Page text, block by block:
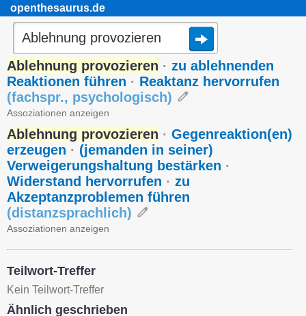
openthesaurus.de
Ablehnung provozieren · zu ablehnenden
Reaktionen führen · Reaktanz hervorrufen
(fachspr., psychologisch)
Assoziationen anzeigen
Ablehnung provozieren · Gegenreaktion(en)
erzeugen · (jemanden in seiner)
Verweigerungshaltung bestärken ·
Widerstand hervorrufen · zu
Akzeptanzproblemen führen
(distanzsprachlich)
Assoziationen anzeigen
Teilwort-Treffer
Kein Teilwort-Treffer
Ähnlich geschrieben